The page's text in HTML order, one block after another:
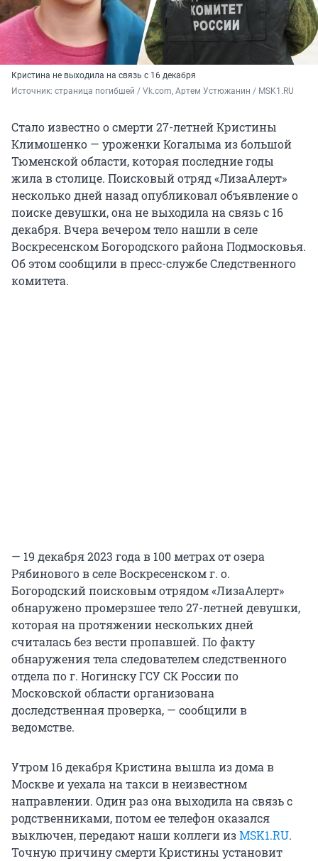
Кристина не выходила на связь с 16 декабря
Источник: страница погибшей / Vk.com, Артем Устюжанин / MSK1.RU
Стало известно о смерти 27-летней Кристины
Климошенко — уроженки Когалыма из большой
Тюменской области, которая последние годы
жила в столице. Поисковый отряд «ЛизаАлерт»
несколько дней назад опубликовал объявление о
поиске девушки, она не выходила на связь с 16
декабря. Вчера вечером тело нашли в селе
Воскресенском Богородского района Подмосковья.
Об этом сообщили в пресс-службе Следственного
комитета.
— 19 декабря 2023 года в 100 метрах от озера
Рябинового в селе Воскресенском г. о.
Богородский поисковым отрядом «ЛизаАлерт»
обнаружено промерзшее тело 27-летней девушки,
которая на протяжении нескольких дней
считалась без вести пропавшей. По факту
обнаружения тела следователем следственного
отдела по г. Ногинску ГСУ СК России по
Московской области организована
доследственная проверка, — сообщили в
ведомстве.
Утром 16 декабря Кристина вышла из дома в
Москве и уехала на такси в неизвестном
направлении. Один раз она выходила на связь с
родственниками, потом ее телефон оказался
выключен, передают наши коллеги изMSK1.RU.
Точную причину смерти Кристины установит